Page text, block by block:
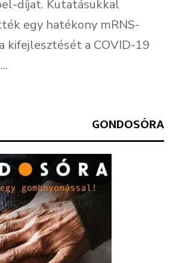
díjat. Kutatásukkal
egy hatékony mRNS-
kifejlesztését a COVID-19
GONDOSÓRA